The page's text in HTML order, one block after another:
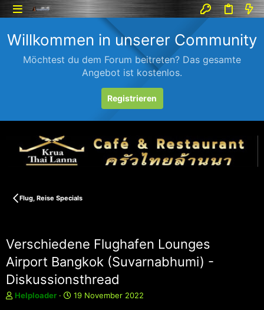
Willkommen in unserer Community
Möchtest du dem Forum beitreten? Das gesamte
Angebot ist kostenlos.
Registrieren
Flug, Reise Specials
Verschiedene Flughafen Lounges
Airport Bangkok (Suvarnabhumi) -
Diskussionsthread
E
Helploader
E
19 November 2022